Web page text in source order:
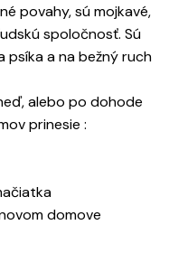
povahy, sú mojkavé,
spoločnosť. Sú
psíka a na bežný ruch
alebo po dohode
prinesie :
domove